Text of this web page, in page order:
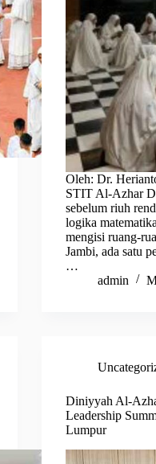
Oleh: Dr.
STIT Al-Azhar
sebelum riuh
logika
mengisi ruang-
Jambi, ada satu
…
admin
Diniyyah Al-
Leadership
Lumpur